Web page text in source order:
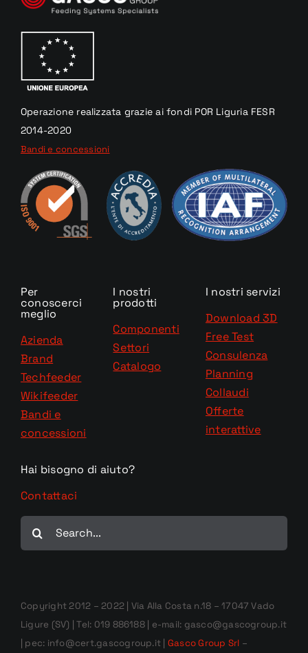
Operazione realizzata grazieai fondi POR Liguria FESR
2014-2020
Bandi e concessioni
Per
conoscerci
meglio
Azienda
Brand
Techfeeder
Wikifeeder
Bandi e
concessioni
I nostri
prodotti
Componenti
Settori
Catalogo
I nostri servizi
Download 3D
Free Test
Consulenza
Planning
Collaudi
Offerte
interattive
Hai bisogno di aiuto?
Contattaci
per:
Copyright 2012 – 2022 | Via Alla Costa n.18 – 17047 Vado
Ligure (SV) | Tel: 019 886188 | e-mail: gasco@gascogroup.it
| pec: info@cert.gascogroup.it |
Gasco Group Srl –